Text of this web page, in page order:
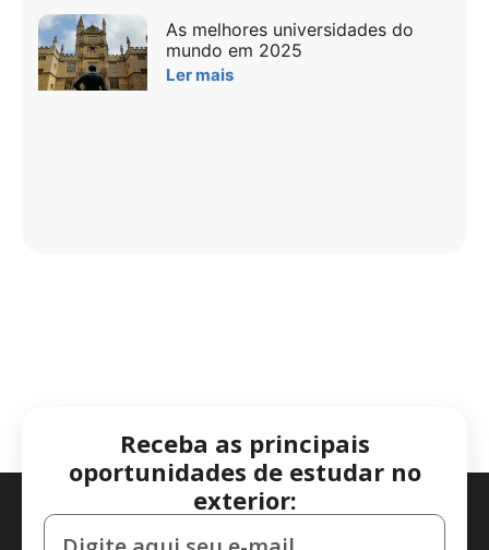
As melhores universidades do
mundo em 2025
Ler mais
Receba as principais
oportunidades de estudar no
exterior: